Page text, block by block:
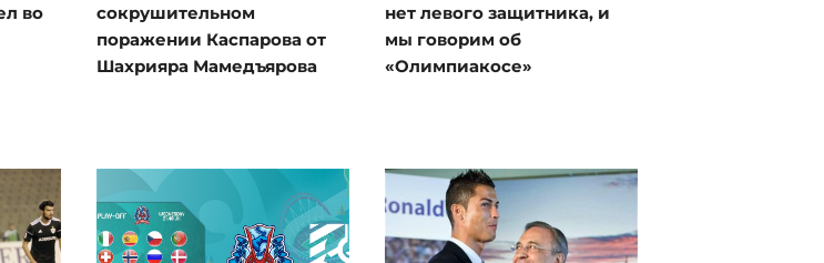
во
сокрушительном
поражении Каспарова от
Шахрияра Мамедъярова
нет левого защитника, и
мы говорим об
«Олимпиакосе»